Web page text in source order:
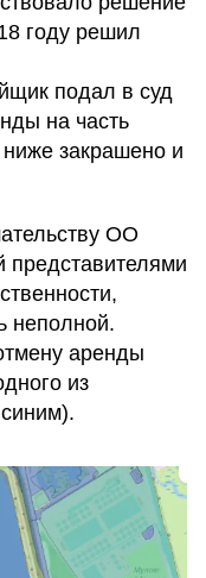
году решил
подал в суд
на часть
закрашено и
ОО
представителями
неполной.
аренды
из